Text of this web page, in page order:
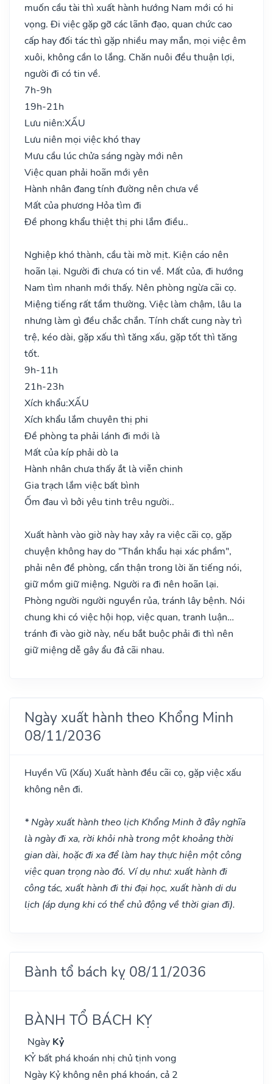
muốn cầu tài thì xuất hành hướng Nam mới có hi
vọng. Đi việc gặp gỡ các lãnh đạo, quan chức cao
cấp hay đối tác thì gặp nhiều may mắn, mọi việc êm
xuôi, không cần lo lắng. Chăn nuôi đều thuận lợi,
người đi có tin về.
7h-9h
19h-21h
Lưu niên:XẤU
Lưu niên mọi việc khó thay
Mưu cầu lúc chửa sáng ngày mới nên
Việc quan phải hoãn mới yên
Hành nhân đang tính đường nên chưa về
Mất của phương Hỏa tìm đi
Đề phong khẩu thiệt thị phi lắm điều..
Nghiệp khó thành, cầu tài mờ mịt. Kiện cáo nên
hoãn lại. Người đi chưa có tin về. Mất của, đi hướng
Nam tìm nhanh mới thấy. Nên phòng ngừa cãi cọ.
Miệng tiếng rất tầm thường. Việc làm chậm, lâu la
nhưng làm gì đều chắc chắn. Tính chất cung này trì
trệ, kéo dài, gặp xấu thì tăng xấu, gặp tốt thì tăng
tốt.
9h-11h
21h-23h
Xích khẩu:XẤU
Xích khẩu lắm chuyên thị phi
Đề phòng ta phải lánh đi mới là
Mất của kíp phải dò la
Hành nhân chưa thấy ắt là viễn chinh
Gia trạch lắm việc bất bình
Ốm đau vì bởi yêu tinh trêu người..
Xuất hành vào giờ này hay xảy ra việc cãi cọ, gặp
chuyện không hay do "Thần khẩu hại xác phầm",
phải nên đề phòng, cẩn thận trong lời ăn tiếng nói,
giữ mồm giữ miệng. Người ra đi nên hoãn lại.
Phòng người người nguyền rủa, tránh lây bệnh. Nói
chung khi có việc hội họp, việc quan, tranh luận…
tránh đi vào giờ này, nếu bắt buộc phải đi thì nên
giữ miệng dễ gây ẩu đả cãi nhau.
Ngày xuất hành theo Khổng Minh
08/11/2036
Huyền Vũ (Xấu) Xuất hành đều cãi cọ, gặp việc xấu
không nên đi.
* Ngày xuất hành theo lịch Khổng Minh ở đây nghĩa
là ngày đi xa, rời khỏi nhà trong một khoảng thời
gian dài, hoặc đi xa để làm hay thực hiện một công
việc quan trọng nào đó. Ví dụ như: xuất hành đi
công tác, xuất hành đi thi đại học, xuất hành di du
lịch (áp dụng khi có thể chủ động về thời gian đi).
Bành tổ bách kỵ 08/11/2036
BÀNH TỔ BÁCH KỴ
Ngày Kỷ
KỶ bất phá khoán nhị chủ tịnh vong
Ngày Kỷ không nên phá khoán, cả 2